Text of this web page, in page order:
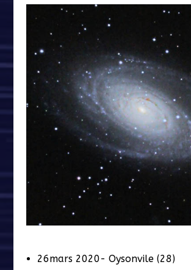
26mars 2020- Oysonvile (28)